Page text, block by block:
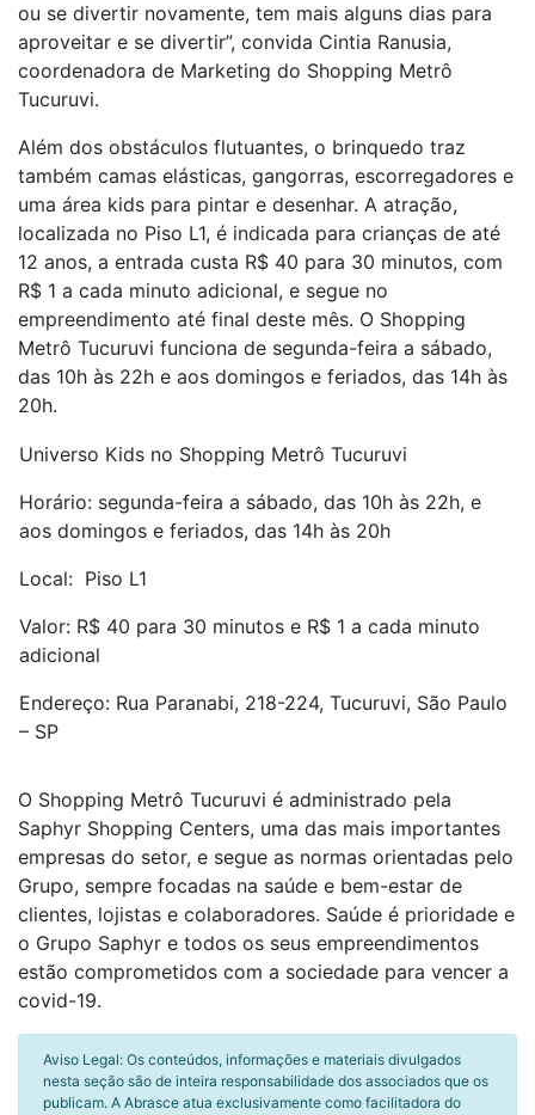
ou se divertir novamente, tem mais alguns dias para
aproveitar e se divertir”, convida Cintia Ranusia,
coordenadora de Marketing do Shopping Metrô
Tucuruvi.
Além dos obstáculos flutuantes, o brinquedo traz
também camas elásticas, gangorras, escorregadores e
uma área kids para pintar e desenhar. A atração,
localizada no Piso L1, é indicada para crianças de até
12 anos, a entrada custa R$ 40 para 30 minutos, com
R$ 1 a cada minuto adicional, e segue no
empreendimento até final deste mês. O Shopping
Metrô Tucuruvi funciona de segunda-feira a sábado,
das 10h às 22h e aos domingos e feriados, das 14h às
20h.
Universo Kids no Shopping Metrô Tucuruvi
Horário: segunda-feira a sábado, das 10h às 22h, e
aos domingos e feriados, das 14h às 20h
Local: Piso L1
Valor: R$ 40 para 30 minutos e R$ 1 a cada minuto
adicional
Endereço: Rua Paranabi, 218-224, Tucuruvi, São Paulo
– SP
O Shopping Metrô Tucuruvi é administrado pela
Saphyr Shopping Centers, uma das mais importantes
empresas do setor, e segue as normas orientadas pelo
Grupo, sempre focadas na saúde e bem-estar de
clientes, lojistas e colaboradores. Saúde é prioridade e
o Grupo Saphyr e todos os seus empreendimentos
estão comprometidos com a sociedade para vencer a
covid-19.
Aviso Legal: Os conteúdos, informações e materiais divulgados
nesta seção são de inteira responsabilidade dos associados que os
publicam. A Abrasce atua exclusivamente como facilitadora do